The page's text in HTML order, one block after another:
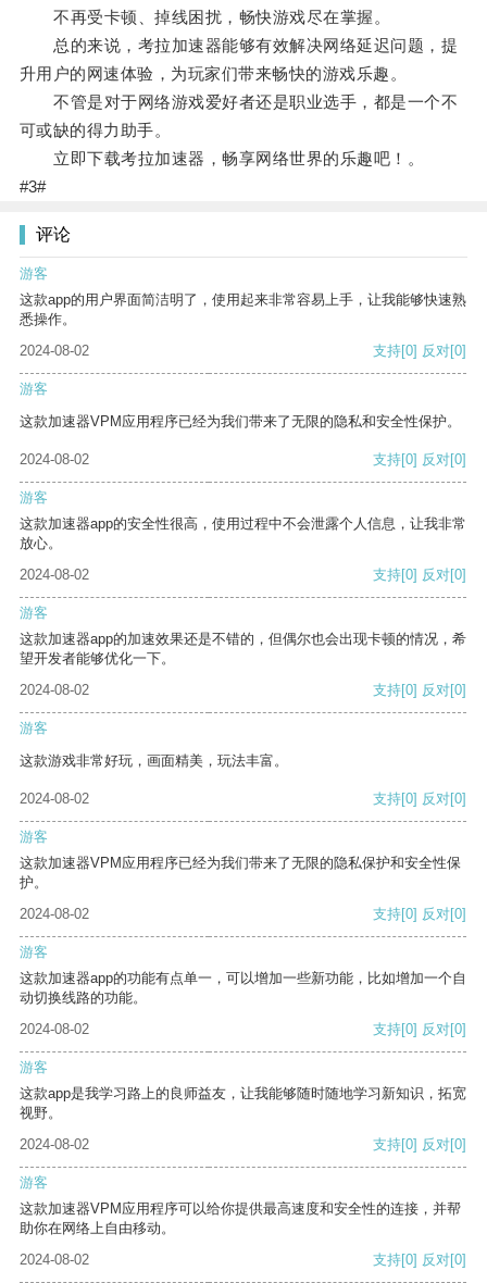
不再受卡顿、掉线困扰，畅快游戏尽在掌握。
总的来说，考拉加速器能够有效解决网络延迟问题，提
升用户的网速体验，为玩家们带来畅快的游戏乐趣。
不管是对于网络游戏爱好者还是职业选手，都是一个不
可或缺的得力助手。
立即下载考拉加速器，畅享网络世界的乐趣吧！。
#3#
评论
游客
这款app的用户界面简洁明了，使用起来非常容易上手，让我能够快速熟
悉操作。
2024-08-02
支持[0] 反对[0]
游客
这款加速器VPM应用程序已经为我们带来了无限的隐私和安全性保护。
2024-08-02 支持[0] 反对[0]
游客
这款加速器app的安全性很高，使用过程中不会泄露个人信息，让我非常
放心。
2024-08-02
支持[0] 反对[0]
游客
这款加速器app的加速效果还是不错的，但偶尔也会出现卡顿的情况，希
望开发者能够优化一下。
2024-08-02
支持[0] 反对[0]
游客
这款游戏非常好玩，画面精美，玩法丰富。
2024-08-02 支持[0] 反对[0]
游客
这款加速器VPM应用程序已经为我们带来了无限的隐私保护和安全性保
护。
2024-08-02
支持[0] 反对[0]
游客
这款加速器app的功能有点单一，可以增加一些新功能，比如增加一个自
动切换线路的功能。
2024-08-02
支持[0] 反对[0]
游客
这款app是我学习路上的良师益友，让我能够随时随地学习新知识，拓宽
视野。
2024-08-02
支持[0] 反对[0]
游客
这款加速器VPM应用程序可以给你提供最高速度和安全性的连接，并帮
助你在网络上自由移动。
2024-08-02
支持[0] 反对[0]